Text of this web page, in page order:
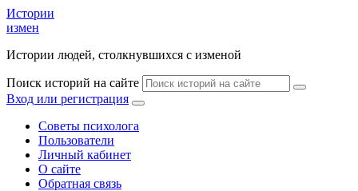
Истории
измен
Истории людей, столкнувшихся с изменой
Поиск историй на сайте
Вход или регистрация
Советы психолога
Пользователи
Личный кабинет
О сайте
Обратная связь